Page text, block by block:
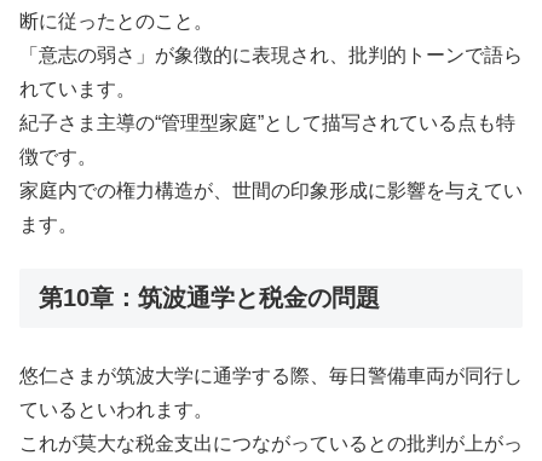
断に従ったとのこと。
「意志の弱さ」が象徴的に表現され、批判的トーンで語ら
れています。
紀子さま主導の“管理型家庭”として描写されている点も特
徴です。
家庭内での権力構造が、世間の印象形成に影響を与えてい
ます。
第10章：筑波通学と税金の問題
悠仁さまが筑波大学に通学する際、毎日警備車両が同行し
ているといわれます。
これが莫大な税金支出につながっているとの批判が上がっ